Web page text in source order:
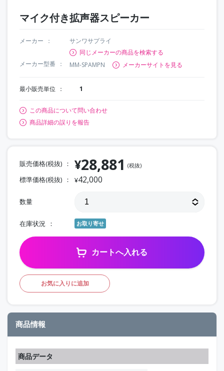
マイク付き拡声器スピーカー
メーカー
サンワサプライ
同じメーカーの商品を検索する
メーカー型番
MM-SPAMPN メーカーサイトを見る
最小販売単位 1
この商品について問い合わせ
商品詳細の誤りを報告
販売価格(税抜) ¥28,881 (税抜)
標準価格(税抜) ¥42,000
数量
在庫状況 お取り寄せ
カートへ入れる
お気に入りに追加
商品情報
商品データ